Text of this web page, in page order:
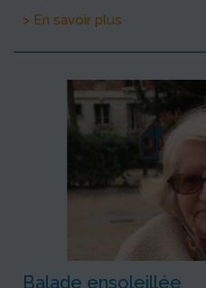
> En savoir plus
Balade ensoleillée